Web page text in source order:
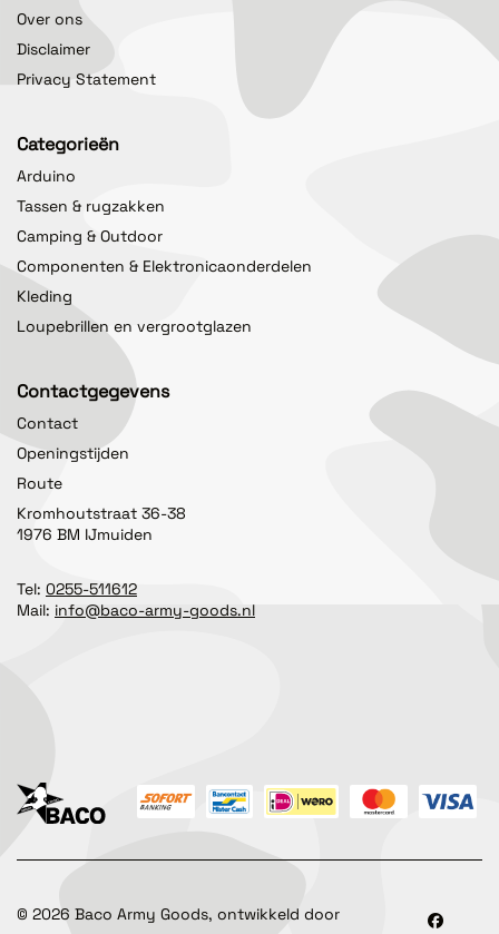
Over ons
Disclaimer
Privacy Statement
Categorieën
Arduino
Tassen & rugzakken
Camping & Outdoor
Componenten & Elektronicaonderdelen
Kleding
Loupebrillen en vergrootglazen
Contactgegevens
Contact
Openingstijden
Route
Kromhoutstraat 36-38
1976 BM IJmuiden
Tel: 0255-511612
Mail: info@baco-army-goods.nl
© 2026 Baco Army Goods, ontwikkeld door